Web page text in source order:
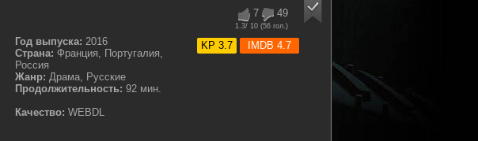
7 49
1.3/ 10 (56 гол.)
KP 3.7 IMDB 4.7
Год выпуска: 2016
Страна: Франция, Португалия,
Россия
Жанр: Драма, Русские
Продолжительность: 92 мин.
Качество: WEBDL